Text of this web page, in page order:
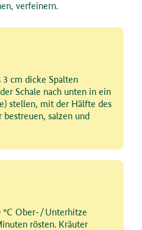
verfeinern.
3 cm dicke Spalten
Schale nach unten in ein
stellen, mit der Hälfte des
salzen und
°C Ober-/Unterhitze
rösten. Kräuter